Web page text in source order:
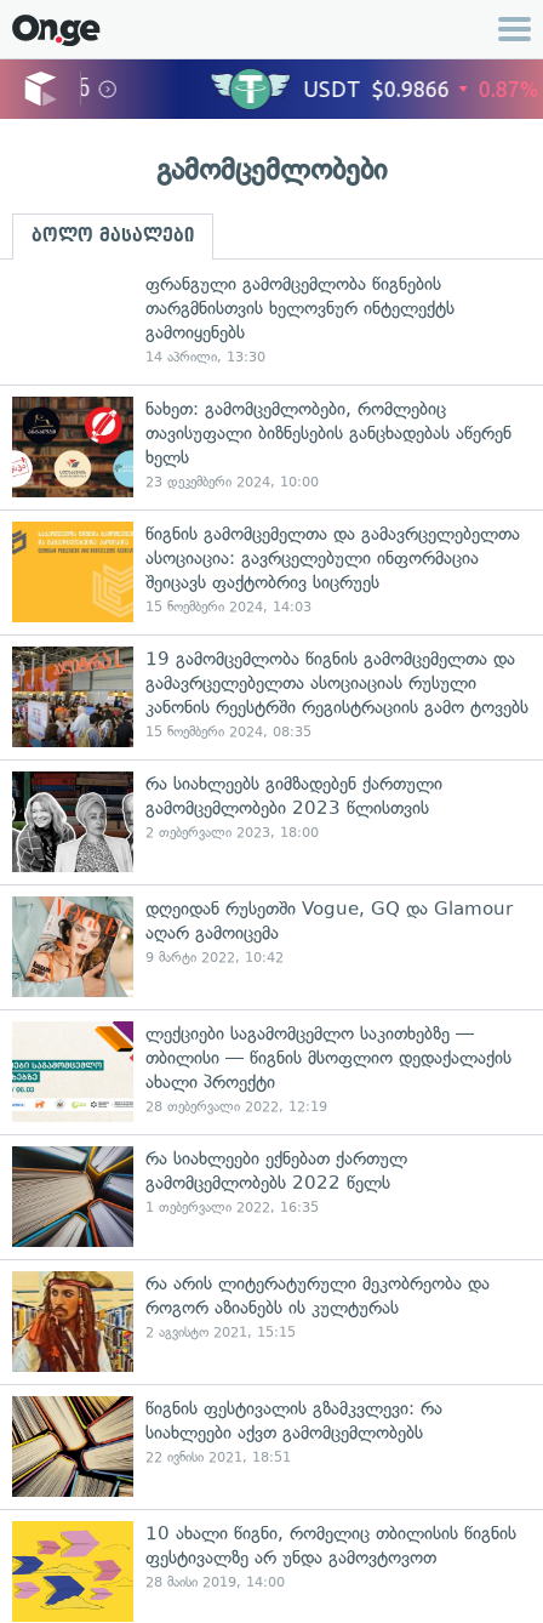
გამომცემლობები
ბოლო მასალები
ფრანგული გამომცემლობა წიგნების
თარგმნისთვის ხელოვნურ ინტელექტს
გამოიყენებს
14 აპრილი, 13:30
ნახეთ: გამომცემლობები, რომლებიც
თავისუფალი ბიზნესების განცხადებას აწერენ
ხელს
23 დეკემბერი 2024, 10:00
წიგნის გამომცემელთა და გამავრცელებელთა
ასოციაცია: გავრცელებული ინფორმაცია
შეიცავს ფაქტობრივ სიცრუეს
15 ნოემბერი 2024, 14:03
19 გამომცემლობა წიგნის გამომცემელთა და
გამავრცელებელთა ასოციაციას რუსული
კანონის რეესტრში რეგისტრაციის გამო ტოვებს
15 ნოემბერი 2024, 08:35
რა სიახლეებს გიმზადებენ ქართული
გამომცემლობები 2023 წლისთვის
2 თებერვალი 2023, 18:00
დღეიდან რუსეთში Vogue, GQ და Glamour
აღარ გამოიცემა
9 მარტი 2022, 10:42
ლექციები საგამომცემლო საკითხებზე —
თბილისი — წიგნის მსოფლიო დედაქალაქის
ახალი პროექტი
28 თებერვალი 2022, 12:19
რა სიახლეები ექნებათ ქართულ
გამომცემლობებს 2022 წელს
1 თებერვალი 2022, 16:35
რა არის ლიტერატურული მეკობრეობა და
როგორ აზიანებს ის კულტურას
2 აგვისტო 2021, 15:15
წიგნის ფესტივალის გზამკვლევი: რა
სიახლეები აქვთ გამომცემლობებს
22 ივნისი 2021, 18:51
10 ახალი წიგნი, რომელიც თბილისის წიგნის
ფესტივალზე არ უნდა გამოვტოვოთ
28 მაისი 2019, 14:00